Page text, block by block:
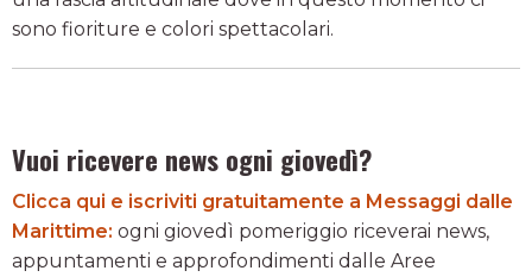
sono fioriture e colori spettacolari.
Vuoi ricevere news ogni giovedì?
Clicca qui e iscriviti gratuitamente a Messaggi dalle
Marittime: ogni giovedì pomeriggio riceverai news,
appuntamenti e approfondimenti dalle Aree